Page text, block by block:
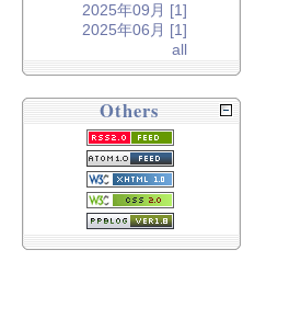
2025年09月 [1]
2025年06月 [1]
all
Others